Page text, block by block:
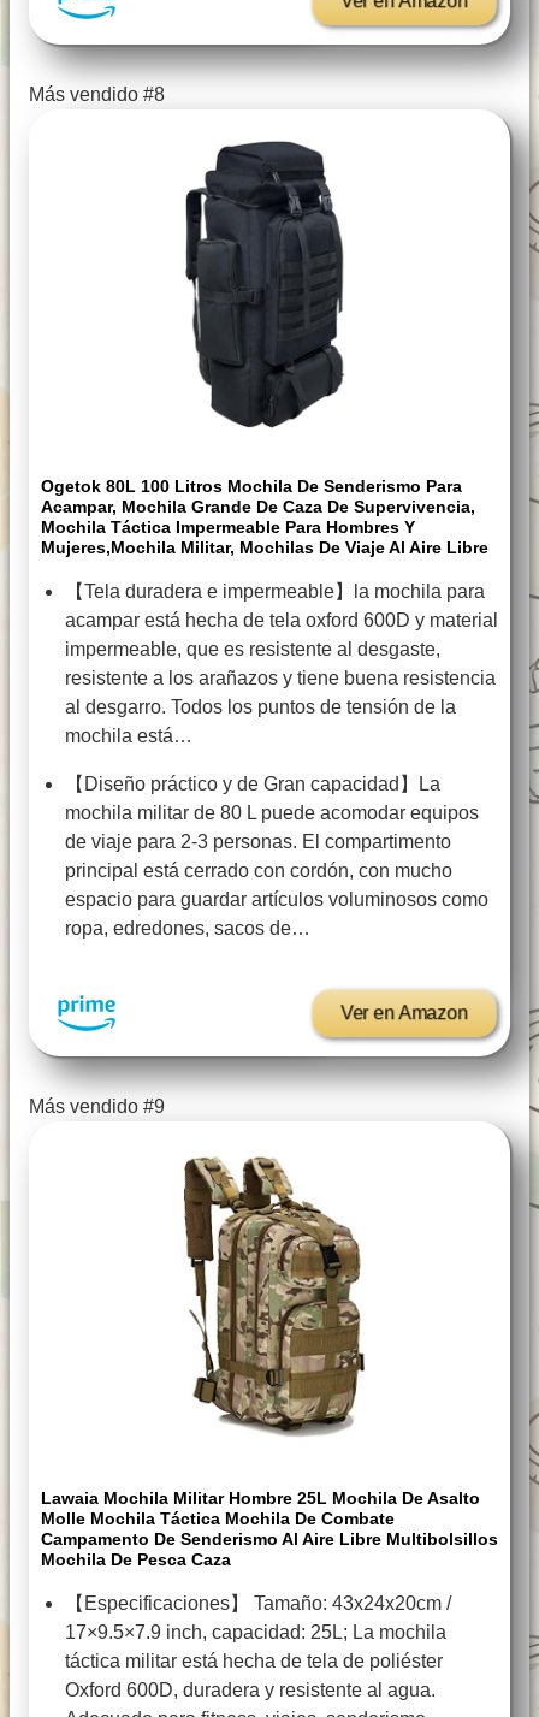
Más vendido #8
Ogetok 80L 100 Litros Mochila De Senderismo Para
Acampar, Mochila Grande De Caza De Supervivencia,
Mochila Táctica Impermeable Para Hombres Y
Mujeres,Mochila Militar, Mochilas De Viaje Al Aire Libre
【Tela duradera e impermeable】la mochila para
acampar está hecha de tela oxford 600D y material
impermeable, que es resistente al desgaste,
resistente a los arañazos y tiene buena resistencia
al desgarro. Todos los puntos de tensión de la
mochila está…
【Diseño práctico y de Gran capacidad】La
mochila militar de 80 L puede acomodar equipos
de viaje para 2-3 personas. El compartimento
principal está cerrado con cordón, con mucho
espacio para guardar artículos voluminosos como
ropa, edredones, sacos de…
Ver en Amazon
Más vendido #9
Lawaia Mochila Militar Hombre 25L Mochila De Asalto
Molle Mochila Táctica Mochila De Combate
Campamento De Senderismo Al Aire Libre Multibolsillos
Mochila De Pesca Caza
【Especificaciones】 Tamaño: 43x24x20cm /
17×9.5×7.9 inch, capacidad: 25L; La mochila
táctica militar está hecha de tela de poliéster
Oxford 600D, duradera y resistente al agua.